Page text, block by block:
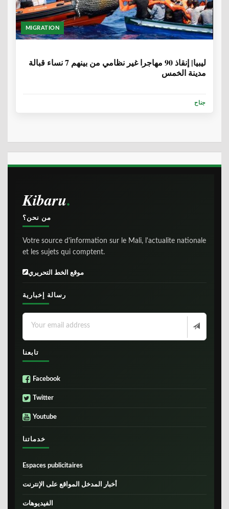
MIGRATION
ليبيا| إنقاذ 90 مهاجرا غير نظامي من بينهم 7 نساء قبالة
مدينة الخمس
جناح
Kibaru
من نحن؟
Votre source d'information sur le Mali, l'actualite nationale
et les sujets qui comptent.
موقع الخط التحريري
رسالة إخبارية
تابعنا
Facebook
Twitter
Youtube
خدماتنا
Espaces publicitaires
أخبار المدخل المواقع على الإنترنت
الفيديوهات